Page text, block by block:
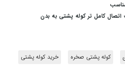
کامل تر کوله پشتی به بدن
کوله پشتی صخره خرید کوله پشتی